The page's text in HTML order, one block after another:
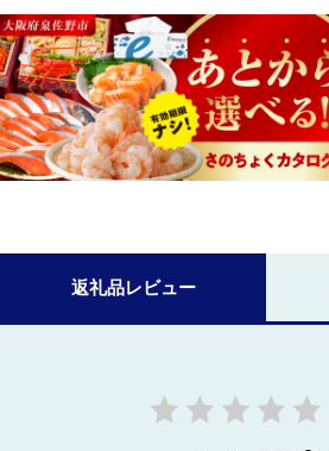
返礼品レビュー